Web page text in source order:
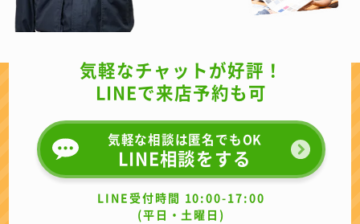
気軽なチャットが好評！
LINEで来店予約も可
気軽な相談は匿名でもOK
LINE相談をする
LINE受付時間 10:00-17:00
(平日・土曜日)